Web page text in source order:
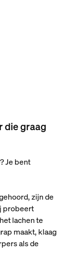
die graag
Je bent
zijn de
probeert
lachen te
maakt, klaag
als de